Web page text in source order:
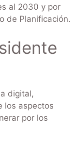
al 2030 y por
de Planificación.
digital,
los aspectos
por los